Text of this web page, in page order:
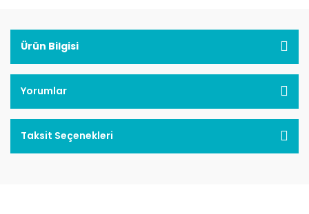
Ürün Bilgisi
Yorumlar
Taksit Seçenekleri